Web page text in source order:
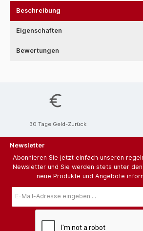
Beschreibung
Eigenschaften
Bewertungen
30 Tage Geld-Zurück
Newsletter
Abonnieren Sie jetzt einfach unseren
Newsletter und Sie werden stets unter
neue Produkte und Angebote
Mail-